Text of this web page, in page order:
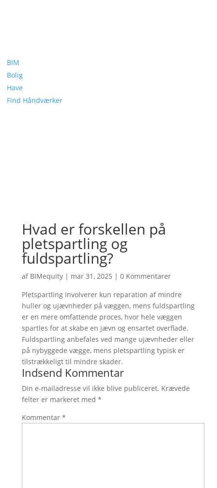
BIM
Bolig
Have
Find Håndværker
Hvad er forskellen på
pletspartling og
fuldspartling?
af BIMequity| mar 31, 2025 | 0 Kommentarer
Pletspartling involverer kun reparation af mindre
huller og ujævnheder på væggen, mens fuldspartling
er en mere omfattende proces, hvor hele væggen
spartles for at skabe en jævn og ensartet overflade.
Fuldspartling anbefales ved mange ujævnheder eller
på nybyggede vægge, mens pletspartling typisk er
tilstrækkeligt til mindre skader.
Indsend Kommentar
Din e-mailadresse vil ikke blive publiceret. Krævede
felter er markeret med *
Kommentar *